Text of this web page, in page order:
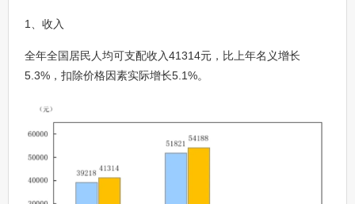
1、收入
全年全国居民人均可支配收入41314元，比上年名义增长
5.3%，扣除价格因素实际增长5.1%。